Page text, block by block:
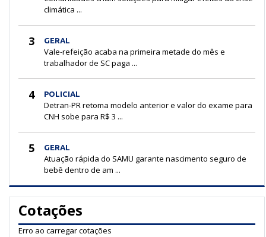
climática ...
3 GERAL
Vale-refeição acaba na primeira metade do mês e
trabalhador de SC paga ...
4 POLICIAL
Detran-PR retoma modelo anterior e valor do exame para
CNH sobe para R$ 3 ...
5 GERAL
Atuação rápida do SAMU garante nascimento seguro de
bebê dentro de am ...
Cotações
Erro ao carregar cotações